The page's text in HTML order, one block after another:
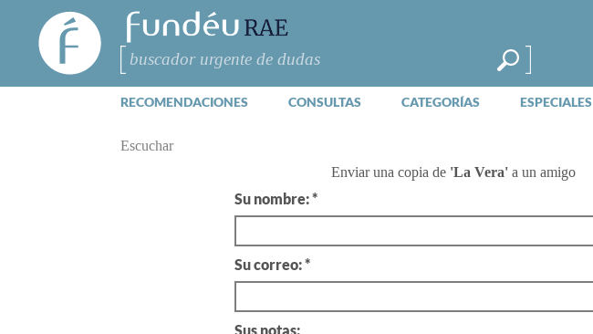
FundéuRAE
- Fundación
del Español
Urgente
Buscar
RECOMENDACIONES CONSULTAS CATEGORÍAS ESPECIALES
Escuchar
Enviar una copia de 'La Vera' a un amigo
Su nombre: *
Su correo: *
Sus notas: